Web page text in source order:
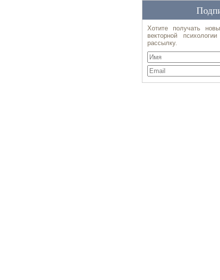
Хотите получать
векторной
рассылку.